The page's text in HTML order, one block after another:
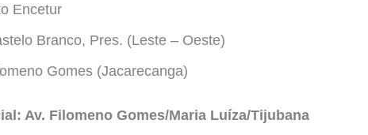
Encetur
Branco, Pres. (Leste – Oeste)
Gomes (Jacarecanga)
Av. Filomeno Gomes/Maria Luíza/Tijubana